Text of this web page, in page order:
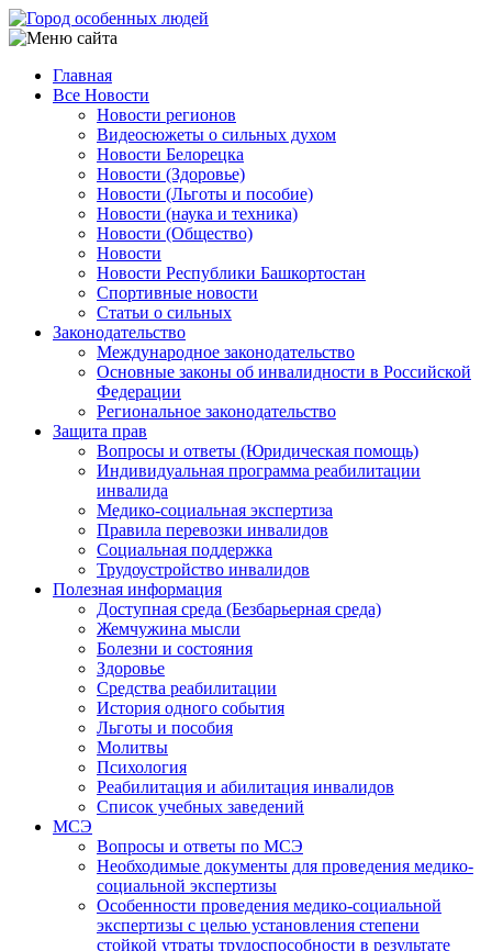
Перейти
к
содержанию
Main
navigation
Главная
Все Новости
Новости регионов
Видеосюжеты о сильных духом
Новости Белорецка
Новости (Здоровье)
Новости (Льготы и пособие)
Новости (наука и техника)
Новости (Общество)
Новости
Новости Республики Башкортостан
Спортивные новости
Статьи о сильных
Законодательство
Международное законодательство
Основные законы об инвалидности в Российской
Федерации
Региональное законодательство
Защита прав
Вопросы и ответы (Юридическая помощь)
Индивидуальная программа реабилитации
инвалида
Медико-социальная экспертиза
Правила перевозки инвалидов
Социальная поддержка
Трудоустройство инвалидов
Полезная информация
Доступная среда (Безбарьерная среда)
Жемчужина мысли
Болезни и состояния
Здоровье
Средства реабилитации
История одного события
Льготы и пособия
Молитвы
Психология
Реабилитация и абилитация инвалидов
Список учебных заведений
МСЭ
Вопросы и ответы по МСЭ
Необходимые документы для проведения медико-
социальной экспертизы
Особенности проведения медико-социальной
экспертизы с целью установления степени
стойкой утраты трудоспособности в результате